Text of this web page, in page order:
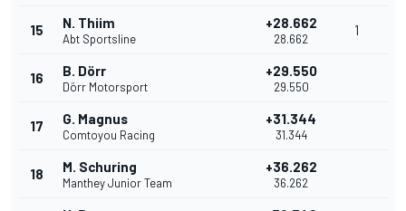
15 N. Thiim
Abt Sportsline
+28.662
28.662
1
16 B. Dörr
Dörr Motorsport
+29.550
29.550
17 G. Magnus
Comtoyou Racing
+31.344
31.344
18 M. Schuring
Manthey Junior Team
+36.262
36.262